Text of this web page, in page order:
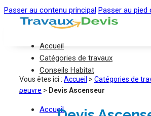
Passer au contenu principal Passer au pied
Accueil
Catégories de travaux
Conseils Habitat
Accueil
Vous êtes ici : Accueil > Catégories de
oeuvre > Devis Ascenseur